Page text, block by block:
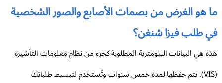
هو الغرض من بصمات الأصابع والصور الشخصية
طلب فيزا شنغن؟
هي البيانات البيومترية المطلوبة كجزء من نظام معلومات التأشيرة
(VIS). يتم حفظها لمدة خمس سنوات وتُستخدم لتبسيط طلباتك